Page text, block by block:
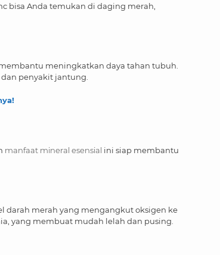
bisa Anda temukan di daging merah,
meningkatkan daya tahan tubuh.
penyakit jantung.
manfaat mineral esensial ini siap membantu
darah merah yang mengangkut oksigen ke
yang membuat mudah lelah dan pusing.